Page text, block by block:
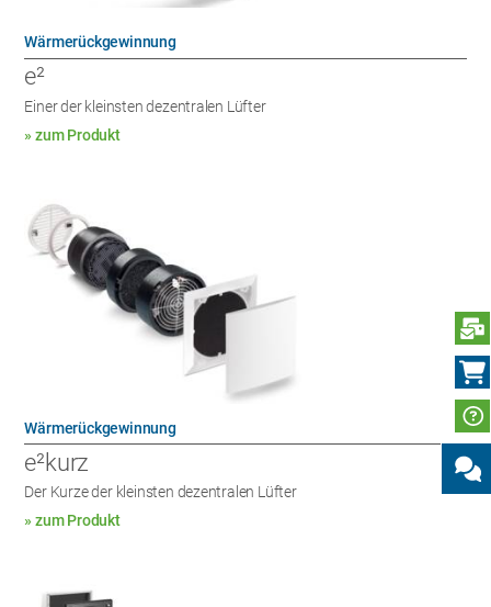
Wärmerückgewinnung
e²
Einer der kleinsten dezentralen Lüfter
» zum Produkt
Wärmerückgewinnung
e²kurz
Der Kurze der kleinsten dezentralen Lüfter
» zum Produkt